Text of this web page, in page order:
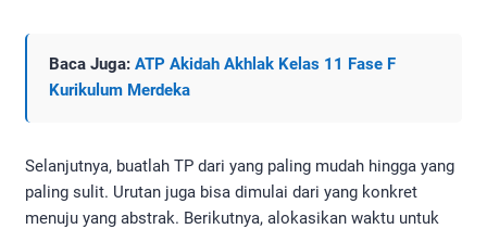
Baca Juga: ATP Akidah Akhlak Kelas 11 Fase F
Kurikulum Merdeka
Selanjutnya, buatlah TP dari yang paling mudah hingga yang
paling sulit. Urutan juga bisa dimulai dari yang konkret
menuju yang abstrak. Berikutnya, alokasikan waktu untuk